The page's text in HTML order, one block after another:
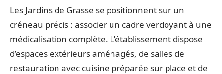
Les Jardins de Grasse se positionnent sur un
créneau précis : associer un cadre verdoyant à une
médicalisation complète. L’établissement dispose
d’espaces extérieurs aménagés, de salles de
restauration avec cuisine préparée sur place et de